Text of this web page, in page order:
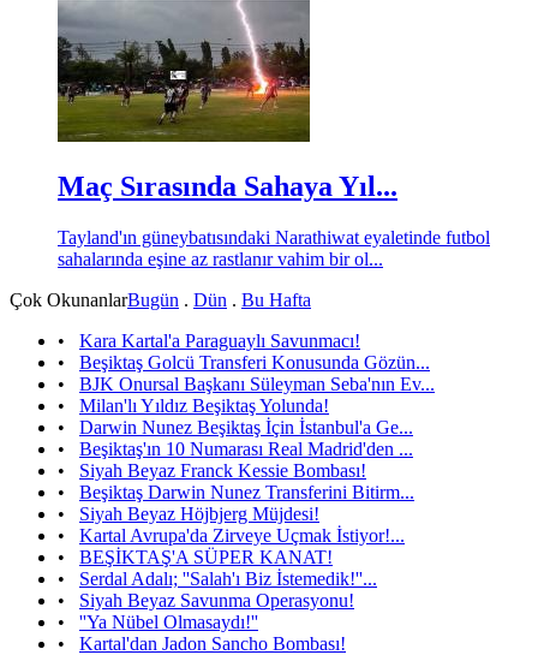
Maç Sırasında Sahaya Yıl...
Tayland'ın güneybatısındaki Narathiwat eyaletinde futbol
sahalarında eşine az rastlanır vahim bir ol...
Çok OkunanlarBugün . Dün . Bu Hafta
• Kara Kartal'a Paraguaylı Savunmacı!
• Beşiktaş Golcü Transferi Konusunda Gözün...
• BJK Onursal Başkanı Süleyman Seba'nın Ev...
• Milan'lı Yıldız Beşiktaş Yolunda!
• Darwin Nunez Beşiktaş İçin İstanbul'a Ge...
• Beşiktaş'ın 10 Numarası Real Madrid'den ...
• Siyah Beyaz Franck Kessie Bombası!
• Beşiktaş Darwin Nunez Transferini Bitirm...
• Siyah Beyaz Höjbjerg Müjdesi!
• Kartal Avrupa'da Zirveye Uçmak İstiyor!...
• BEŞİKTAŞ'A SÜPER KANAT!
• Serdal Adalı; ''Salah'ı Biz İstemedik!''...
• Siyah Beyaz Savunma Operasyonu!
• ''Ya Nübel Olmasaydı!''
• Kartal'dan Jadon Sancho Bombası!